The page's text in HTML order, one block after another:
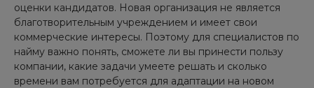
оценки кандидатов. Новая организация не является
благотворительным учреждением и имеет свои
коммерческие интересы. Поэтому для специалистов по
найму важно понять, сможете ли вы принести пользу
компании, какие задачи умеете решать и сколько
времени вам потребуется для адаптации на новом